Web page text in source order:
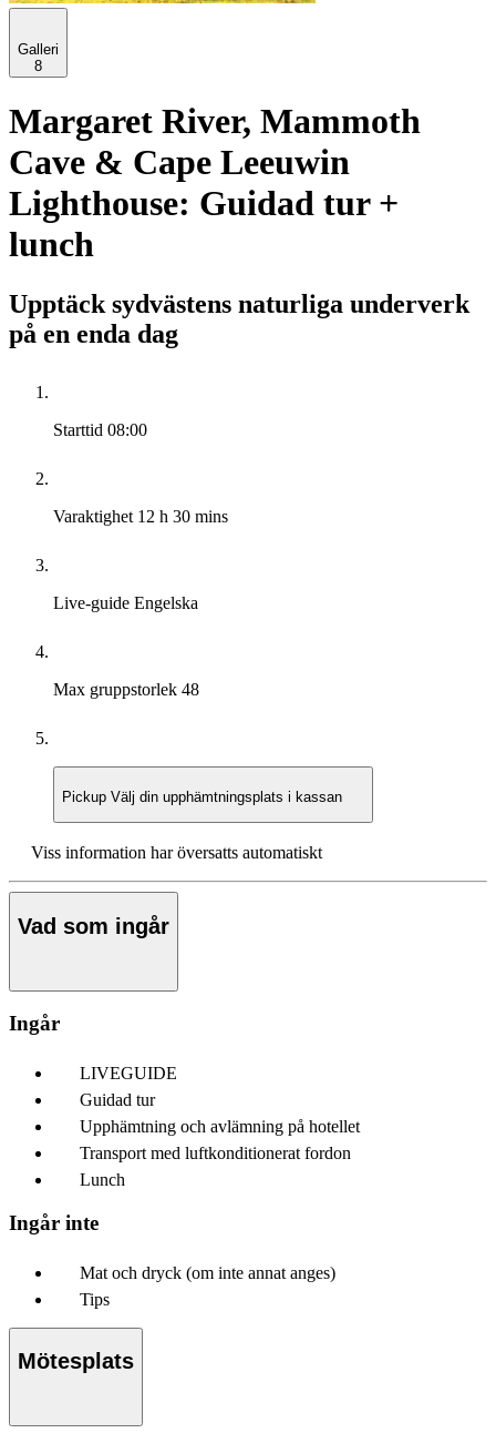
Galleri
8
Margaret River, Mammoth
Cave & Cape Leeuwin
Lighthouse: Guidad tur +
lunch
Upptäck sydvästens naturliga underverk
på en enda dag
Starttid 08:00
Varaktighet 12 h 30 mins
Live-guide Engelska
Max gruppstorlek 48
Pickup Välj din upphämtningsplats i kassan
Viss information har översatts automatiskt
Vad som ingår
Ingår
LIVEGUIDE
Guidad tur
Upphämtning och avlämning på hotellet
Transport med luftkonditionerat fordon
Lunch
Ingår inte
Mat och dryck (om inte annat anges)
Tips
Mötesplats